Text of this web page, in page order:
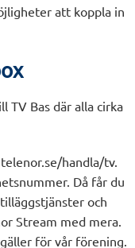
att koppla in
TV Bas där alla cirka
handla/tv.
Då får du
och
Stream med mera.
för vår förening.